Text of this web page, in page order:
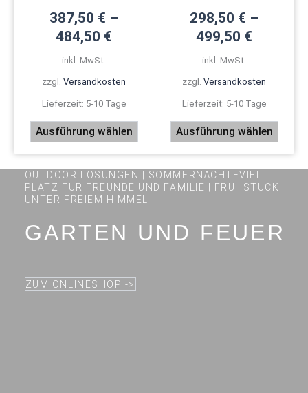
387,50 € –
484,50 €
inkl. MwSt.
zzgl. Versandkosten
Lieferzeit: 5-10 Tage
Ausführung wählen
298,50 € –
499,50 €
inkl. MwSt.
zzgl. Versandkosten
Lieferzeit: 5-10 Tage
Ausführung wählen
OUTDOOR LÖSUNGEN | SOMMERNÄCHTEVIEL
PLATZ FÜR FREUNDE UND FAMILIE | FRÜHSTÜCK
UNTER FREIEM HIMMEL
GARTEN UND FEUER
ZUM ONLINESHOP ->